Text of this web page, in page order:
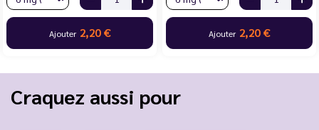
Ajouter 2,20 € Ajouter 2,20 €
Craquez aussi pour